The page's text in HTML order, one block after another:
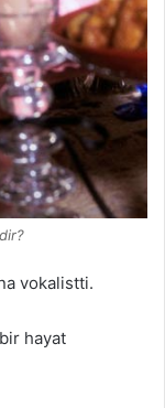
vokalistti.
hayat